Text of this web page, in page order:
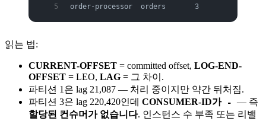
order-processor  orders       3
읽는 법:
CURRENT-OFFSET = committed offset, LOG-END-
OFFSET = LEO, LAG = 그 차이.
파티션 1은 lag 21,087 — 처리 중이지만 약간 뒤처짐.
파티션 3은 lag 220,420인데 CONSUMER-ID가 -
— 즉
할당된 컨슈머가 없습니다. 인스턴스 수 부족 또는 리밸